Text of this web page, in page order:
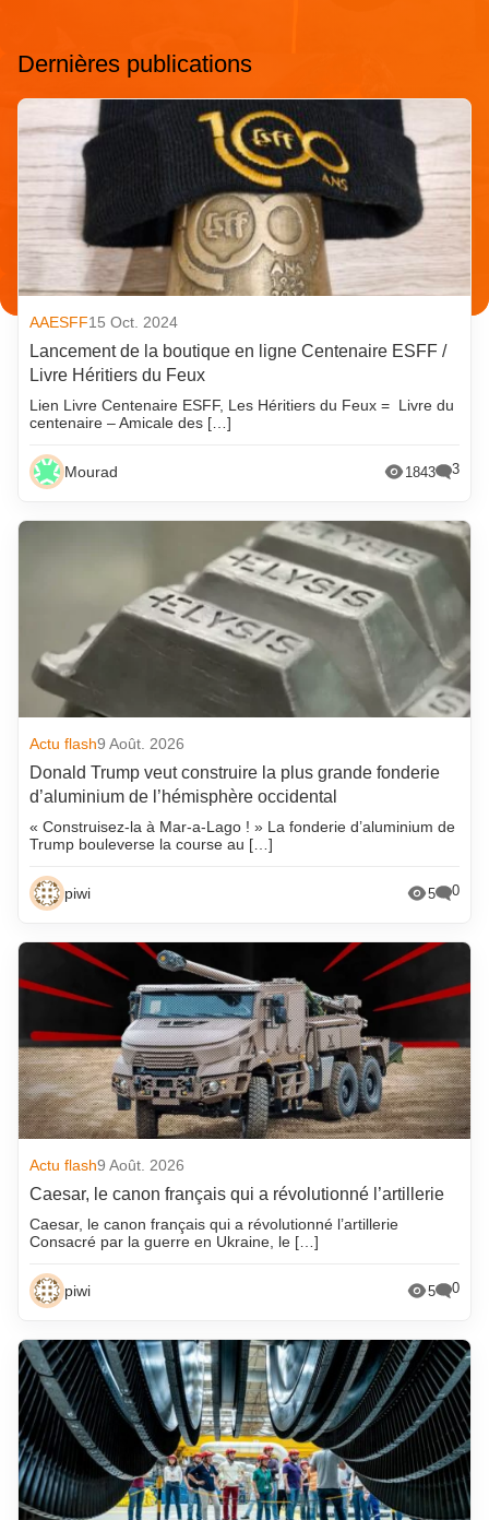
Dernières publications
AAESFF15 Oct. 2024
Lancement de la boutique en ligne Centenaire ESFF /
Livre Héritiers du Feux
Lien Livre Centenaire ESFF, Les Héritiers du Feux = Livre du
centenaire – Amicale des […]
Mourad 1843 3
Actu flash9 Août. 2026
Donald Trump veut construire la plus grande fonderie
d’aluminium de l’hémisphère occidental
« Construisez-la à Mar-a-Lago ! » La fonderie d’aluminium de
Trump bouleverse la course au […]
piwi 5 0
Actu flash9 Août. 2026
Caesar, le canon français qui a révolutionné l’artillerie
Caesar, le canon français qui a révolutionné l’artillerie
Consacré par la guerre en Ukraine, le […]
piwi 5 0